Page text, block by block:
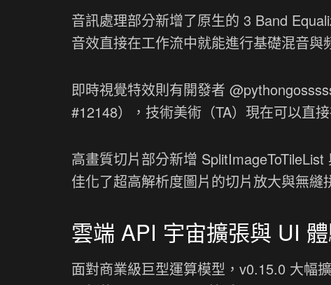
音訊處理部分新增了原生的 3 Band
音效直接在工作流中就能進行基礎混音與
即時視覺特效則有開發者
#12148），技術美術（TA）現在可以直
高畫質切片部分新增
佳化了超高解析度圖片的切片放大與無縫
雲端 API 宇宙擴張與 UI
面對商業級巨型運算模型，v0.15.0 大幅